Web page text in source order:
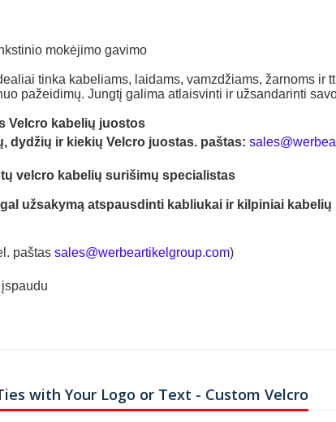
mokėjimo gavimo
tinka kabeliams, laidams, vamzdžiams, žarnoms ir
pažeidimų. Jungtį galima atlaisvinti ir užsandarinti
Velcro kabelių juostos
dydžių ir kiekių Velcro juostas. paštas:
velcro kabelių surišimų specialistas
užsakymą atspausdinti kabliukai ir kilpiniai
paštassales@werbeartikelgroup.com)
with Your Logo or Text - Custom Velcro